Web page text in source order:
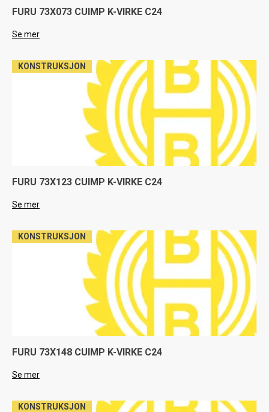
FURU 73X073 CUIMP K-VIRKE C24
Se mer
KONSTRUKSJON
FURU 73X123 CUIMP K-VIRKE C24
Se mer
KONSTRUKSJON
FURU 73X148 CUIMP K-VIRKE C24
Se mer
KONSTRUKSJON